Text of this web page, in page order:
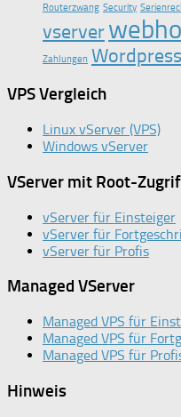
Routerzwang Security
vserver
Zahlungen Wordpress
VPS Vergleich
Linux vServer (VPS)
Windows vServer
VServer mit Root-
vServer für Einsteiger
vServer für
vServer für Profis
Managed VServer
Managed VPS für
Managed VPS für
Managed VPS für
Hinweis